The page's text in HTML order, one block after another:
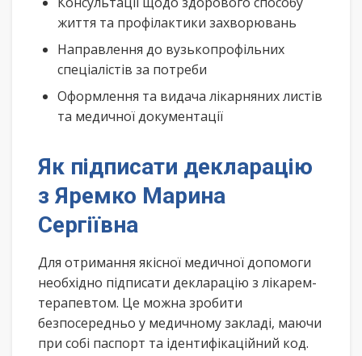
життя та профілактики захворювань
Направлення до вузькопрофільних
спеціалістів за потреби
Оформлення та видача лікарняних листів
та медичної документації
Як підписати декларацію
з Яремко Марина
Сергіївна
Для отримання якісної медичної допомоги
необхідно підписати декларацію з лікарем-
терапевтом. Це можна зробити
безпосередньо у медичному закладі, маючи
при собі паспорт та ідентифікаційний код.